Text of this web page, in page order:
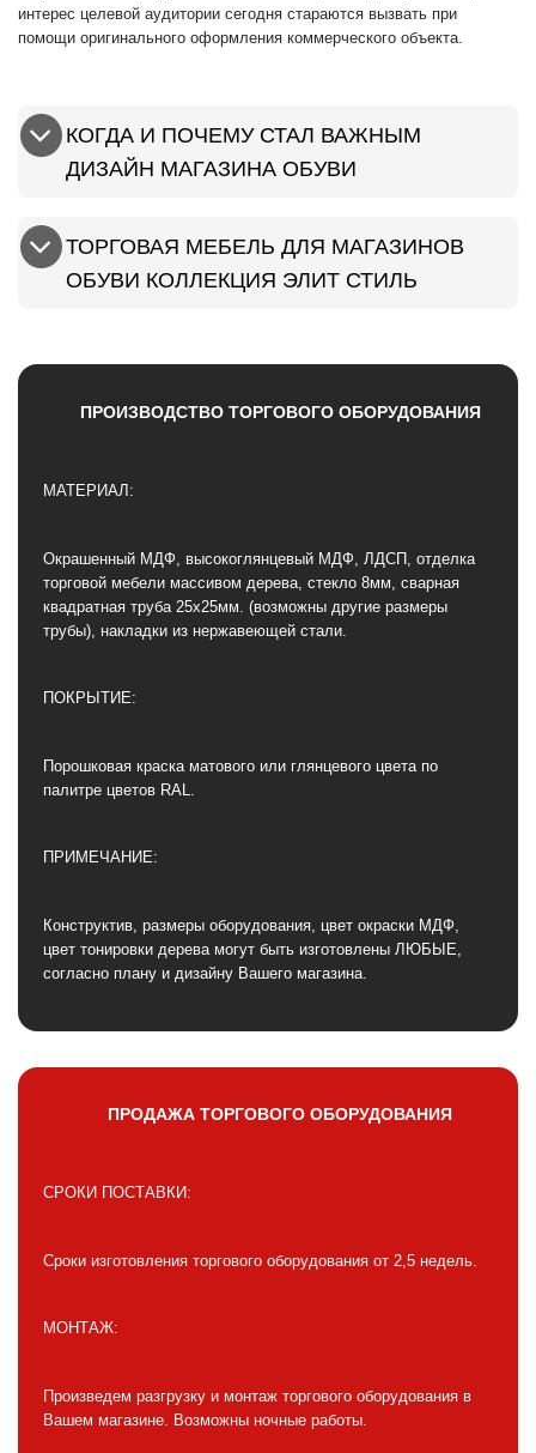
интерес целевой аудитории сегодня стараются вызвать при
помощи оригинального оформления коммерческого объекта.
КОГДА И ПОЧЕМУ СТАЛ ВАЖНЫМ
ДИЗАЙН МАГАЗИНА ОБУВИ
ТОРГОВАЯ МЕБЕЛЬ ДЛЯ МАГАЗИНОВ
ОБУВИ КОЛЛЕКЦИЯ ЭЛИТ СТИЛЬ
ПРОИЗВОДСТВО ТОРГОВОГО ОБОРУДОВАНИЯ
МАТЕРИАЛ:
Окрашенный МДФ, высокоглянцевый МДФ, ЛДСП, отделка
торговой мебели массивом дерева, стекло 8мм, сварная
квадратная труба 25х25мм. (возможны другие размеры
трубы), накладки из нержавеющей стали.
ПОКРЫТИЕ:
Порошковая краска матового или глянцевого цвета по
палитре цветов RAL.
ПРИМЕЧАНИЕ:
Конструктив, размеры оборудования, цвет окраски МДФ,
цвет тонировки дерева могут быть изготовлены ЛЮБЫЕ,
согласно плану и дизайну Вашего магазина.
ПРОДАЖА ТОРГОВОГО ОБОРУДОВАНИЯ
СРОКИ ПОСТАВКИ:
Сроки изготовления торгового оборудования от 2,5 недель.
МОНТАЖ:
Произведем разгрузку и монтаж торгового оборудования в
Вашем магазине. Возможны ночные работы.